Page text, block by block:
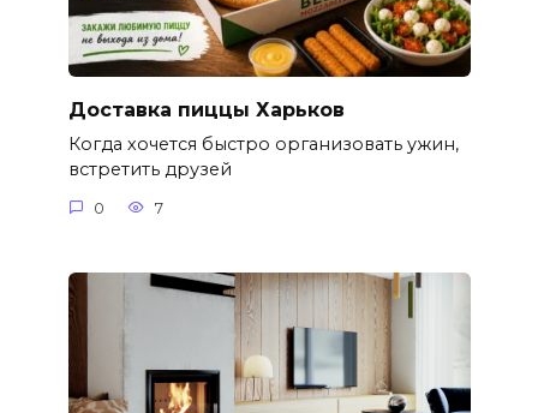
Доставка пиццы Харьков
Когда хочется быстро организовать ужин,
встретить друзей
0 7